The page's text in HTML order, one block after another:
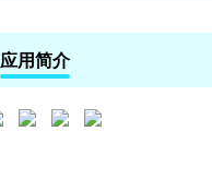
应用简介